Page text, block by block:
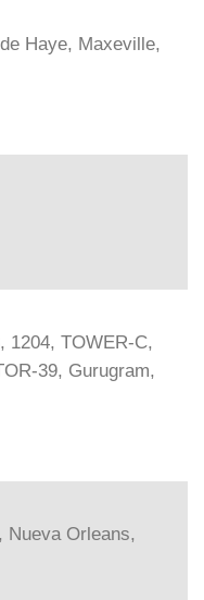
Haye, Maxeville,
1204, TOWER-C,
39, Gurugram,
Nueva Orleans,